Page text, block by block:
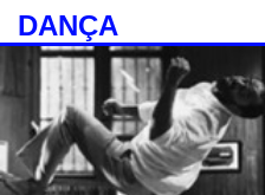
DANÇA